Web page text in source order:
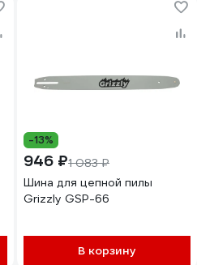
-13%
946 ₽1 083 ₽
Шина для цепной пилы
Grizzly GSP-66
В корзину